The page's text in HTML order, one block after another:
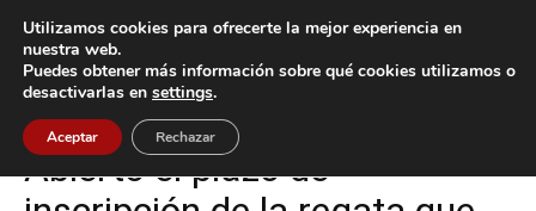
Inicio Baiona
Baiona Deportes
Abierto el plazo de
Utilizamos cookies para ofrecerte la mejor experiencia en
nuestra web.
Puedes obtener más información sobre qué cookies utilizamos o
desactivarlas en settings.
Aceptar Rechazar